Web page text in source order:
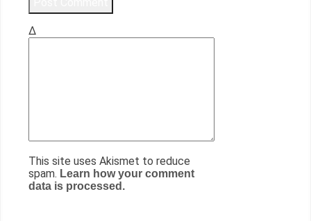
Δ
This site uses Akismet to reduce
spam. Learn how your comment
data is processed.